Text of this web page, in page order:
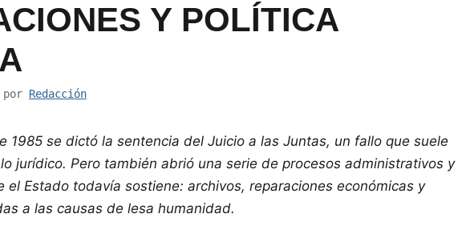
Y POLÍTICA
por Redacción
1985 se dictó la sentencia del Juicio a las Juntas, un fallo que suele
jurídico. Pero también abrió una serie de procesos administrativos y
el Estado todavía sostiene: archivos, reparaciones económicas y
a las causas de lesa humanidad.